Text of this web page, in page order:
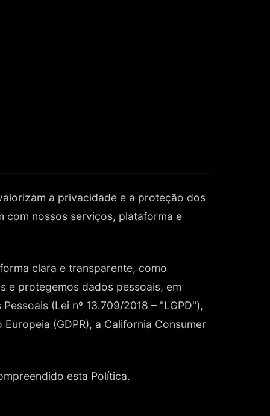
a privacidade e a proteção dos
com nossos serviços, plataforma e
clara e transparente, como
e protegemos dados pessoais, em
(Lei nº 13.709/2018 – "LGPD"),
(GDPR), a California Consumer
esta Política.